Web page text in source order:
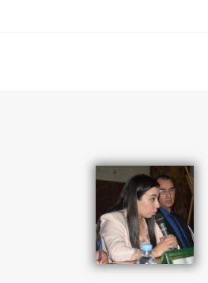
> Asmaâ MEKASS >